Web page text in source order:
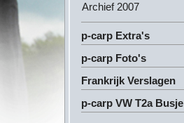
Archief 2007
p-carp Extra's
p-carp Foto's
Frankrijk Verslagen
p-carp VW T2a Busje